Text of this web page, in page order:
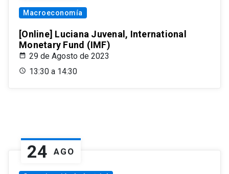
Macroeconomía
[Online] Luciana Juvenal, International
Monetary Fund (IMF)
29 de Agosto de 2023
13:30 a 14:30
24 AGO